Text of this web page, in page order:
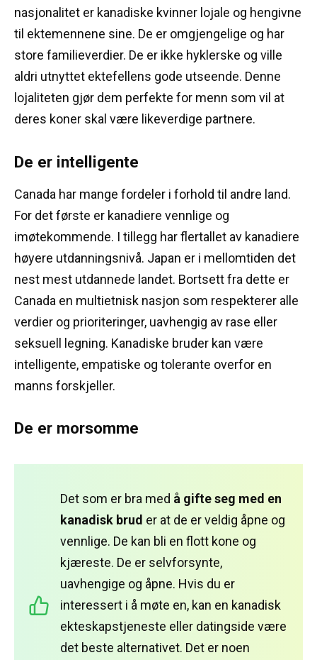
nasjonalitet er kanadiske kvinner lojale og hengivne
til ektemennene sine. De er omgjengelige og har
store familieverdier. De er ikke hyklerske og ville
aldri utnyttet ektefellens gode utseende. Denne
lojaliteten gjør dem perfekte for menn som vil at
deres koner skal være likeverdige partnere.
De er intelligente
Canada har mange fordeler i forhold til andre land.
For det første er kanadiere vennlige og
imøtekommende. I tillegg har flertallet av kanadiere
høyere utdanningsnivå. Japan er i mellomtiden det
nest mest utdannede landet. Bortsett fra dette er
Canada en multietnisk nasjon som respekterer alle
verdier og prioriteringer, uavhengig av rase eller
seksuell legning. Kanadiske bruder kan være
intelligente, empatiske og tolerante overfor en
manns forskjeller.
De er morsomme
Det som er bra med å gifte seg med en
kanadisk brud er at de er veldig åpne og
vennlige. De kan bli en flott kone og
kjæreste. De er selvforsynte,
uavhengige og åpne. Hvis du er
interessert i å møte en, kan en kanadisk
ekteskapstjeneste eller datingside være
det beste alternativet. Det er noen